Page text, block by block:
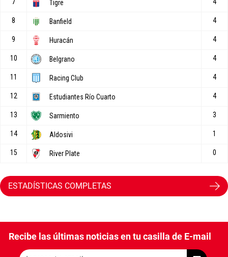
ESTADÍSTICAS COMPLETAS
Recibe las últimas noticias en tu casilla de E-mail